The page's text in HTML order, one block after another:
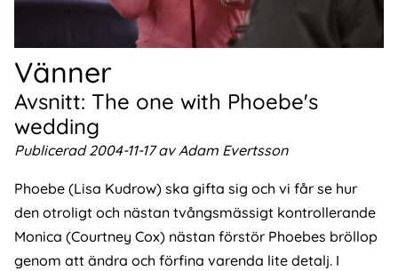
Vänner
Avsnitt: The one with Phoebe's
wedding
Publicerad 2004-11-17 av Adam Evertsson
Phoebe (Lisa Kudrow) ska gifta sig och vi får se hur
den otroligt och nästan tvångsmässigt kontrollerande
Monica (Courtney Cox) nästan förstör Phoebes bröllop
genom att ändra och förfina varenda lite detalj. I